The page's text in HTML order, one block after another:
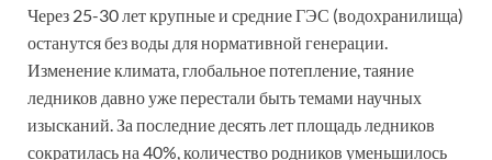
Через 25-30 лет крупные и средние ГЭС (водохранилища)
останутся без воды для нормативной генерации.
Изменение климата, глобальное потепление, таяние
ледников давно уже перестали быть темами научных
изысканий. За последние десять лет площадь ледников
сократилась на 40%, количество родников уменьшилось